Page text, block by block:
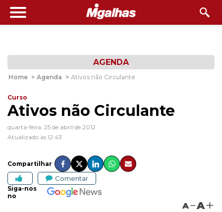
AGENDA
Home > Agenda > Ativos não Circulante
Curso
Ativos não Circulante
quarta-feira, 25 de abril de 2012
Atualizado às 12:43
Compartilhar
Comentar
Siga-nos
no
A A